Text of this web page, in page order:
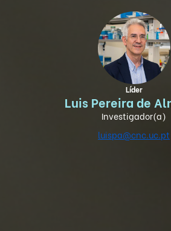
Líder
Luis Pereira de
Investigador(a)
luispa@cnc.uc.pt